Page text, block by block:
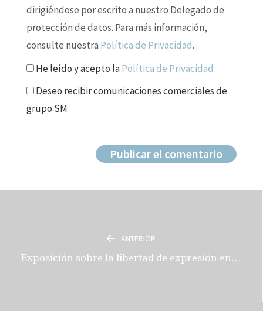
dirigiéndose por escrito a nuestro Delegado de
protección de datos. Para más información,
consulte nuestra Política de Privacidad.
He leído y acepto laPolítica de Privacidad
Deseo recibir comunicaciones comerciales de
grupo SM
ANTERIOR
Exposición sobre la libertad de expresión en…